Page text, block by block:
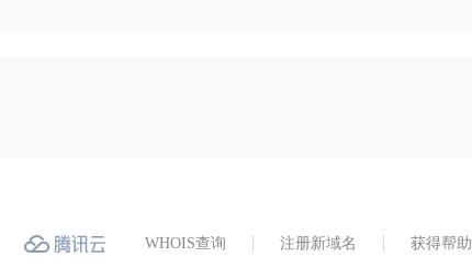
WHOIS查询 注册新域名 获得帮助